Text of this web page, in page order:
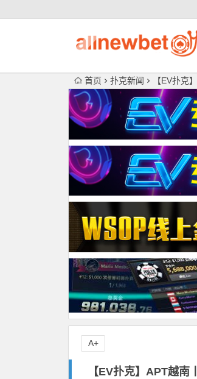
首页 扑克新闻 【EV扑克
【EV扑克】APT越
A+